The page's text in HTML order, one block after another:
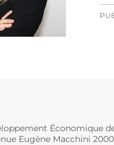
Économique
Eugène Macchini